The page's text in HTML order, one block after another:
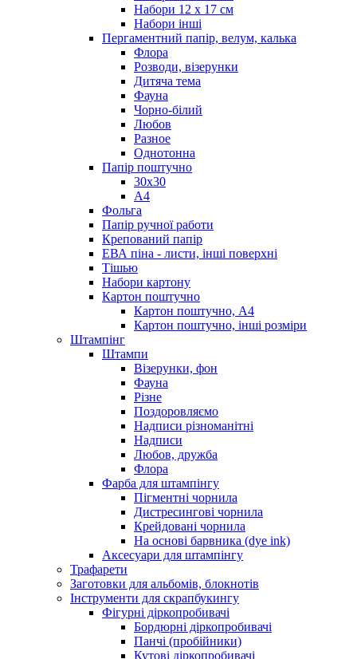
Набори 12 х 17 см
Набори інші
Пергаментний папір, велум, калька
Флора
Розводи, візерунки
Дитяча тема
Фауна
Чорно-білий
Любов
Разное
Однотонна
Папір поштучно
30х30
А4
Фольга
Папір ручної работи
Крепований папір
ЕВА піна - листи, інші поверхні
Тішью
Набори картону
Картон поштучно
Картон поштучно, А4
Картон поштучно, інші розміри
Штампінг
Штампи
Візерунки, фон
Фауна
Різне
Поздоровляємо
Надписи різноманітні
Надписи
Любов, дружба
Флора
Фарба для штампінгу
Пігментні чорнила
Дистресингові чорнила
Крейдовані чорнила
На основі барвника (dye ink)
Аксесуари для штампінгу
Трафарети
Заготовки для альбомів, блокнотів
Інструменти для скрапбукингу
Фігурні діркопробивачі
Бордюрні діркопробивачі
Панчі (пробійники)
Кутові діркопробивачі